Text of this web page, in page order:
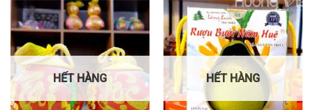
HẾT HÀNG HẾT HÀNG